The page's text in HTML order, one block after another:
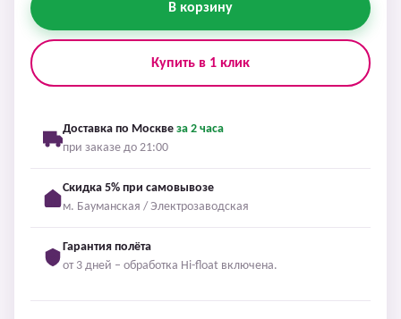
В корзину
Купить в 1 клик
Доставка по Москве за 2 часа
при заказе до 21:00
Скидка 5% при самовывозе
м. Бауманская / Электрозаводская
Гарантия полёта
от 3 дней – обработка Hi-float включена.